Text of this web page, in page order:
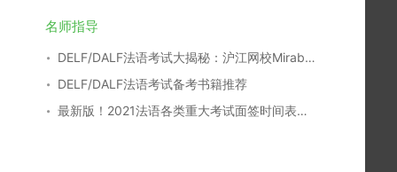
名师指导
DELF/DALF法语考试大揭秘：沪江网校Mirabel老师公开课视频
DELF/DALF法语考试备考书籍推荐
最新版！2021法语各类重大考试面签时间表，一键收藏！